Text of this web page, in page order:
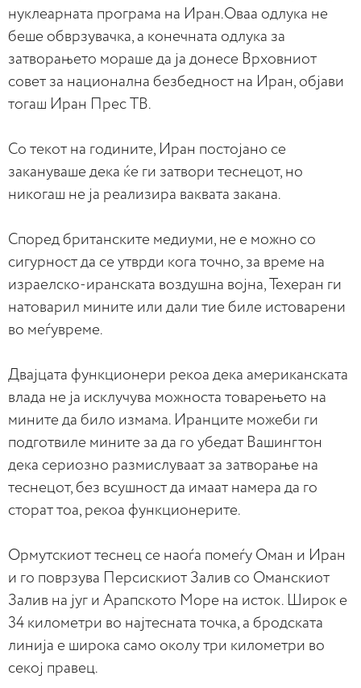
нуклеарната програма на Иран.Оваа одлука не
беше обврзувачка, а конечната одлука за
затворањето мораше да ја донесе Врховниот
совет за национална безбедност на Иран, објави
тогаш Иран Прес ТВ.
Со текот на годините, Иран постојано се
закануваше дека ќе ги затвори теснецот, но
никогаш не ја реализира ваквата закана.
Според британските медиуми, не е можно со
сигурност да се утврди кога точно, за време на
израелско-иранската воздушна војна, Техеран ги
натоварил мините или дали тие биле истоварени
во меѓувреме.
Двајцата функционери рекоа дека американската
влада не ја исклучува можноста товарењето на
мините да било измама. Иранците можеби ги
подготвиле мините за да го убедат Вашингтон
дека сериозно размислуваат за затворање на
теснецот, без всушност да имаат намера да го
сторат тоа, рекоа функционерите.
Ормутскиот теснец се наоѓа помеѓу Оман и Иран
и го поврзува Персискиот Залив со Оманскиот
Залив на југ и Арапското Море на исток. Широк е
34 километри во најтесната точка, а бродската
линија е широка само околу три километри во
секој правец.